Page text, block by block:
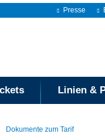
Presse
Linien &
Dokumente zum Tarif